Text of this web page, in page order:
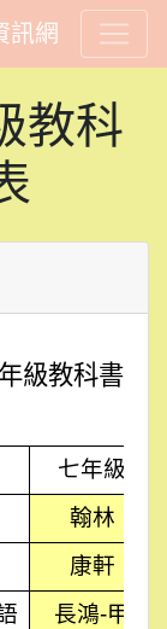
訊網
教科
級教科書選
七年級
翰林
康軒
長鴻-甲